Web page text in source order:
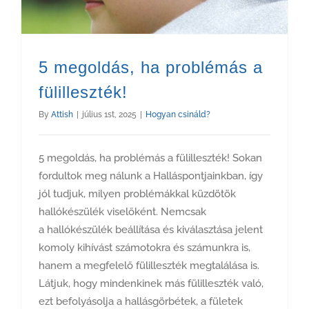
5 megoldás, ha problémás a
fülilleszték!
By Attish | július 1st, 2025 | Hogyan csináld?
5 megoldás, ha problémás a fülilleszték! Sokan
fordultok meg nálunk a Halláspontjainkban, így
jól tudjuk, milyen problémákkal küzdötök
hallókészülék viselőként. Nemcsak
a hallókészülék beállítása és kiválasztása jelent
komoly kihívást számotokra és számunkra is,
hanem a megfelelő fülilleszték megtalálása is.
Látjuk, hogy mindenkinek más fülilleszték való,
ezt befolyásolja a hallásgörbétek, a fületek